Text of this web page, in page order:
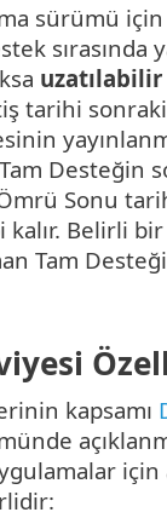
sürümü
sırasında
uzatılabilir
tarihi
Desteğin
Sonu
kalır. Belirli bir
Tam
kapsamı
için